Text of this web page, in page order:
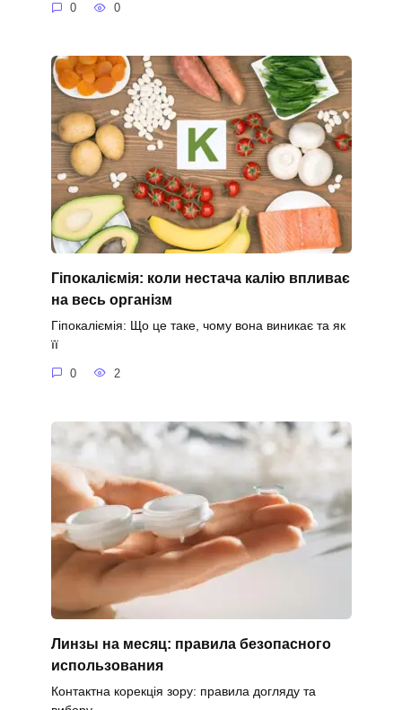
0 0
Гіпокаліємія: коли нестача калію впливає
на весь організм
Гіпокаліємія: Що це таке, чому вона виникає та як
її
0 2
Линзы на месяц: правила безопасного
использования
Контактна корекція зору: правила догляду та